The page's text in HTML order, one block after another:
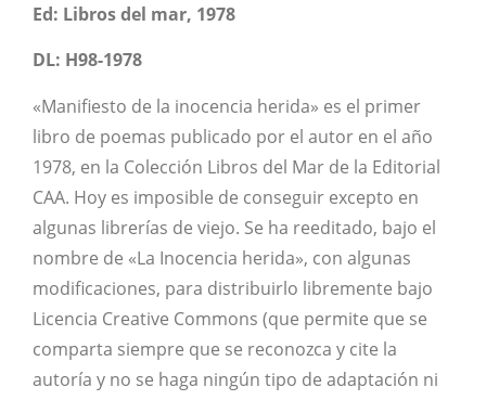
Ed: Libros del mar, 1978
DL: H98-1978
«Manifiesto de la inocencia herida» es el primer
libro de poemas publicado por el autor en el año
1978, en la Colección Libros del Mar de la Editorial
CAA. Hoy es imposible de conseguir excepto en
algunas librerías de viejo. Se ha reeditado, bajo el
nombre de «La Inocencia herida», con algunas
modificaciones, para distribuirlo libremente bajo
Licencia Creative Commons (que permite que se
comparta siempre que se reconozca y cite la
autoría y no se haga ningún tipo de adaptación ni